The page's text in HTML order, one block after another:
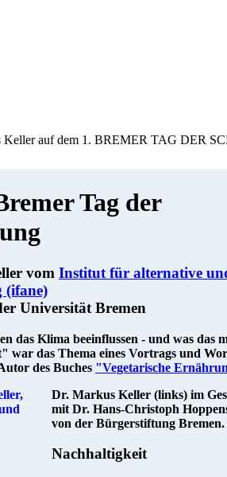
auf dem 1. BREMER TAG DER
Tag der
vom Institut für alternative
(ifane)
Universität Bremen
das Klima beeinflussen - und was das
war das Thema eines Vortrags und
des Buches "Vegetarische
Dr. Markus Keller (links) im
mit Dr. Hans-Christoph
von der Bürgerstiftung Bremen.
Nachhaltigkeit